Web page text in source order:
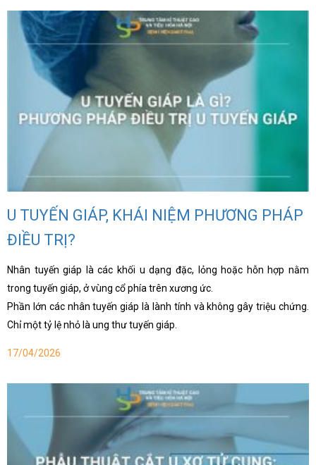
U TUYẾN GIÁP, KHÁI NIỆM PHƯƠNG PHÁP
ĐIỀU TRỊ?
Nhân tuyến giáp là các khối u dạng đặc, lỏng hoặc hỗn hợp nằm
trong tuyến giáp, ở vùng cổ phía trên xương ức.
Phần lớn các nhân tuyến giáp là lành tính và không gây triệu chứng.
Chỉ một tỷ lệ nhỏ là ung thư tuyến giáp.
17/04/2026